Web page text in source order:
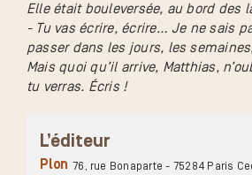
Elle était bouleversée, au bord des
- Tu vas écrire, écrire… Je ne sais
passer dans les jours, les
Mais quoi qu’il arrive, Matthias,
tu verras. Écris !
L’éditeur
Plon 76, rue Bonaparte - 75284 Paris